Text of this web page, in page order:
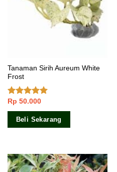
Tanaman Sirih Aureum White
Frost
Dinilai4.67
dari 5
Rp 50.000
Beli Sekarang